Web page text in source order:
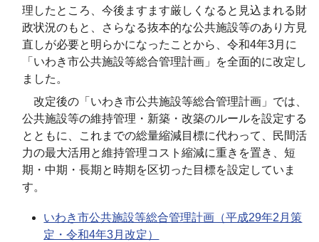
理したところ、今後ますます厳しくなると見込まれる財
政状況のもと、さらなる抜本的な公共施設等のあり方見
直しが必要と明らかになったことから、令和4年3月に
「いわき市公共施設等総合管理計画」を全面的に改定し
ました。
改定後の「いわき市公共施設等総合管理計画」では、
公共施設等の維持管理・新築・改築のルールを設定する
とともに、これまでの総量縮減目標に代わって、民間活
力の最大活用と維持管理コスト縮減に重きを置き、短
期・中期・長期と時期を区切った目標を設定していま
す。
いわき市公共施設等総合管理計画（平成29年2月策
定・令和4年3月改定）